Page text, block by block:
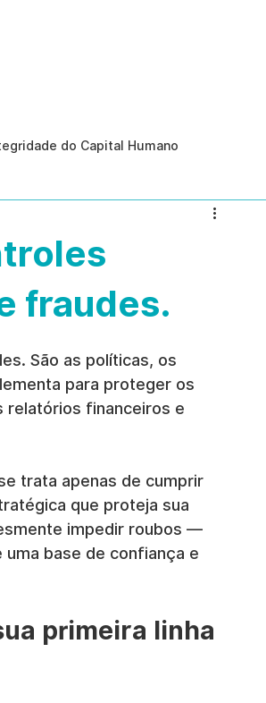
do Capital Humano
Gestão de
internas
fraudes.
São as políticas, os
para proteger os
relatórios financeiros e
trata apenas de cumprir
que proteja sua
impedir roubos —
base de confiança e
primeira linha